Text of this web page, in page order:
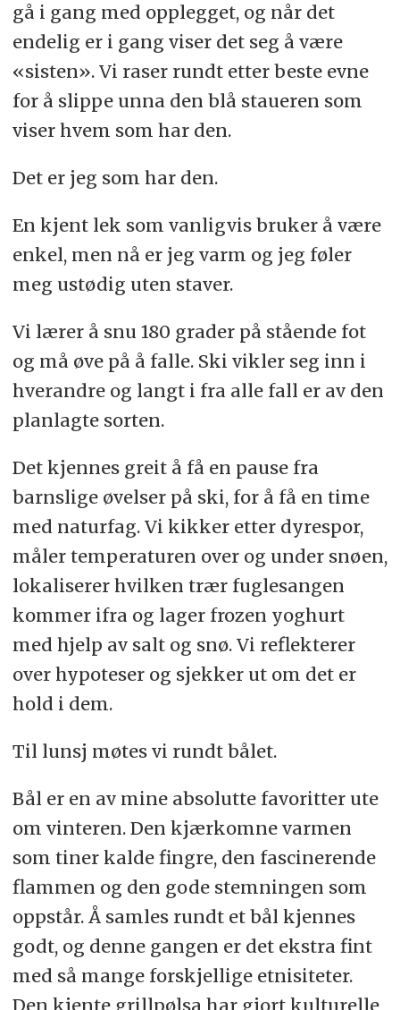
gå i gang med opplegget, og når det
endelig er i gang viser det seg å være
«sisten». Vi raser rundt etter beste evne
for å slippe unna den blå staueren som
viser hvem som har den.
Det er jeg som har den.
En kjent lek som vanligvis bruker å være
enkel, men nå er jeg varm og jeg føler
meg ustødig uten staver.
Vi lærer å snu 180 grader på stående fot
og må øve på å falle. Ski vikler seg inn i
hverandre og langt i fra alle fall er av den
planlagte sorten.
Det kjennes greit å få en pause fra
barnslige øvelser på ski, for å få en time
med naturfag. Vi kikker etter dyrespor,
måler temperaturen over og under snøen,
lokaliserer hvilken trær fuglesangen
kommer ifra og lager frozen yoghurt
med hjelp av salt og snø. Vi reflekterer
over hypoteser og sjekker ut om det er
hold i dem.
Til lunsj møtes vi rundt bålet.
Bål er en av mine absolutte favoritter ute
om vinteren. Den kjærkomne varmen
som tiner kalde fingre, den fascinerende
flammen og den gode stemningen som
oppstår. Å samles rundt et bål kjennes
godt, og denne gangen er det ekstra fint
med så mange forskjellige etnisiteter.
Den kjente grillpølsa har gjort kulturelle